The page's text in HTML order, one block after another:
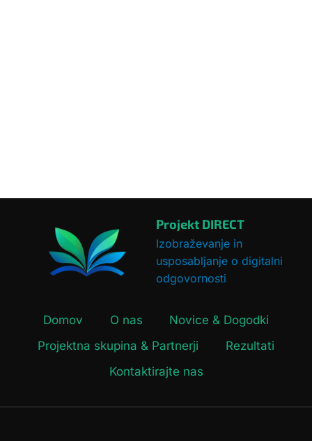
Projekt DIRECT
Izobraževanje in
usposabljanje o digitalni
odgovornosti
Domov O nas
Novice & Dogodki
Projektna skupina & Partnerji
Rezultati
Kontaktirajte nas